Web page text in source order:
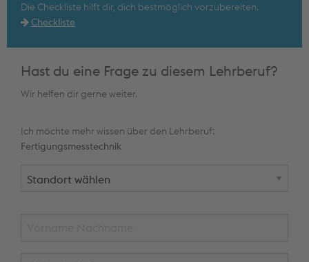
Die Checkliste hilft dir, dich bestmöglich vorzubereiten.
Checkliste
Hast du eine Frage zu diesem Lehrberuf?
Wir helfen dir gerne weiter.
Ich möchte mehr wissen über den Lehrberuf:
Fertigungsmesstechnik